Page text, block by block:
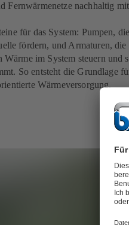
Fernwärmenetze nachhaltig
für das System: Pumpen,
fördern, und Armaturen, die
Wärme im System steuern und
So entsteht die Grundlage
Wärmeversorgung.